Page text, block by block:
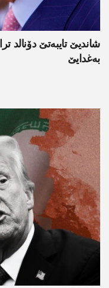
شاندیێ تایبەتێ دۆنالد
بەغدایێ